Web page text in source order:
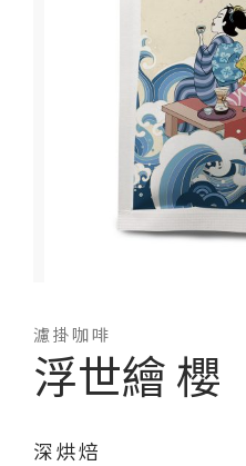
濾掛咖啡
浮世繪 櫻
深烘焙